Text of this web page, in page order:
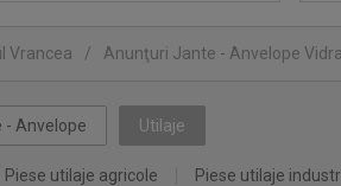
Vrancea / Anunţuri Jante - Anvelope Vidra
- Anvelope Utilaje
Piese utilaje agricole Piese utilaje